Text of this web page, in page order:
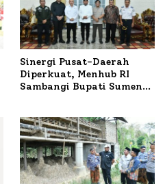
Sinergi Pusat-Daerah
Diperkuat, Menhub RI
Sambangi Bupati Sumenep